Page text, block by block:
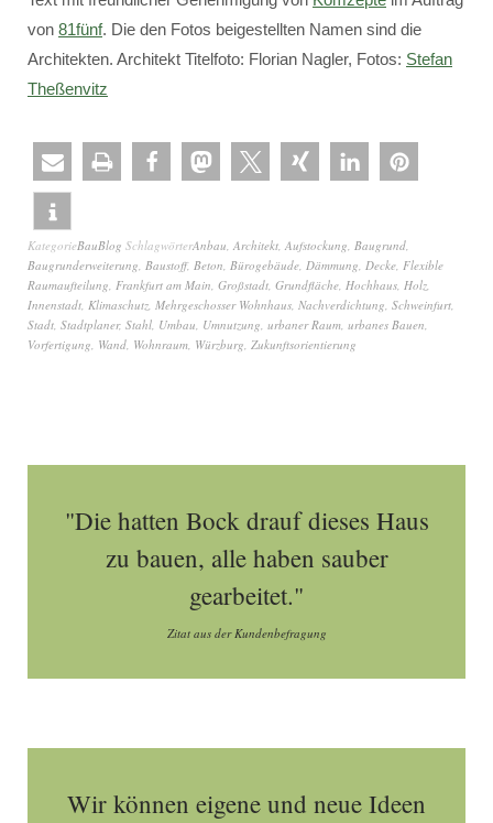
von 81fünf. Die den Fotos beigestellten Namen sind die
Architekten. Architekt Titelfoto: Florian Nagler, Fotos: Stefan
Theßenvitz
KategorieBauBlog SchlagwörterAnbau, Architekt, Aufstockung, Baugrund,
Baugrunderweiterung, Baustoff, Beton, Bürogebäude, Dämmung, Decke, Flexible
Raumaufteilung, Frankfurt am Main, Großstadt, Grundfläche, Hochhaus, Holz,
Innenstadt, Klimaschutz, Mehrgeschosser Wohnhaus, Nachverdichtung, Schweinfurt,
Stadt, Stadtplaner, Stahl, Umbau, Umnutzung, urbaner Raum, urbanes Bauen,
Vorfertigung, Wand, Wohnraum, Würzburg, Zukunftsorientierung
"Die hatten Bock drauf dieses Haus
zu bauen, alle haben sauber
gearbeitet."
Zitat aus der Kundenbefragung
Wir können eigene und neue Ideen